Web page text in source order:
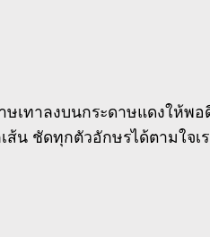
เทาลงบนกระดาษแดงให้
ชัดทุกตัวอักษรได้ตามใจเ